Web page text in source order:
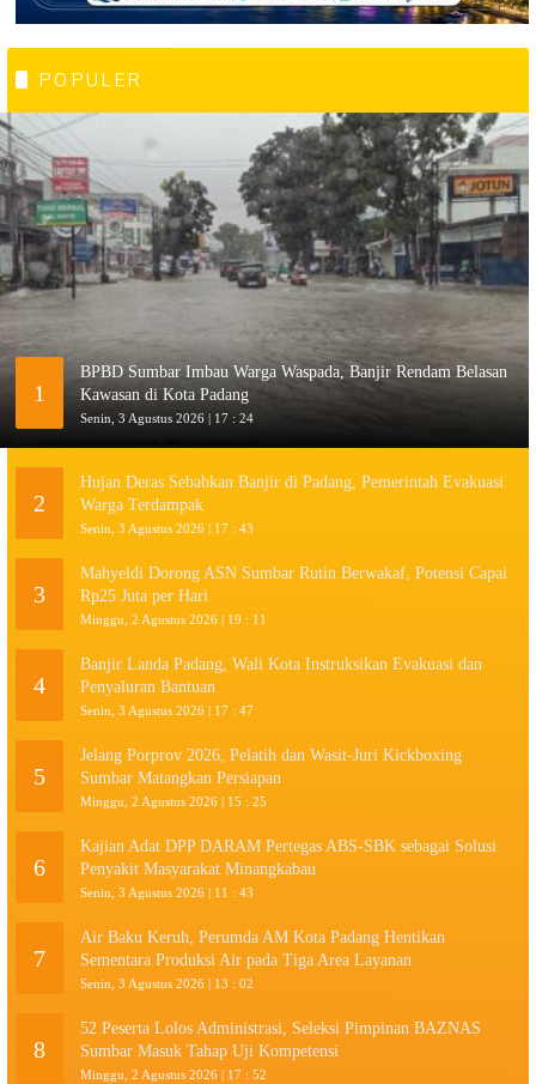
POPULER
1
BPBD Sumbar Imbau Warga Waspada, Banjir Rendam Belasan
Kawasan di Kota Padang
Senin, 3 Agustus 2026 | 17 : 24
2
Hujan Deras Sebabkan Banjir di Padang, Pemerintah Evakuasi
Warga Terdampak
Senin, 3 Agustus 2026 | 17 : 43
3
Mahyeldi Dorong ASN Sumbar Rutin Berwakaf, Potensi Capai
Rp25 Juta per Hari
Minggu, 2 Agustus 2026 | 19 : 11
4
Banjir Landa Padang, Wali Kota Instruksikan Evakuasi dan
Penyaluran Bantuan
Senin, 3 Agustus 2026 | 17 : 47
5
Jelang Porprov 2026, Pelatih dan Wasit-Juri Kickboxing
Sumbar Matangkan Persiapan
Minggu, 2 Agustus 2026 | 15 : 25
6
Kajian Adat DPP DARAM Pertegas ABS-SBK sebagai Solusi
Penyakit Masyarakat Minangkabau
Senin, 3 Agustus 2026 | 11 : 43
7
Air Baku Keruh, Perumda AM Kota Padang Hentikan
Sementara Produksi Air pada Tiga Area Layanan
Senin, 3 Agustus 2026 | 13 : 02
8
52 Peserta Lolos Administrasi, Seleksi Pimpinan BAZNAS
Sumbar Masuk Tahap Uji Kompetensi
Minggu, 2 Agustus 2026 | 17 : 52